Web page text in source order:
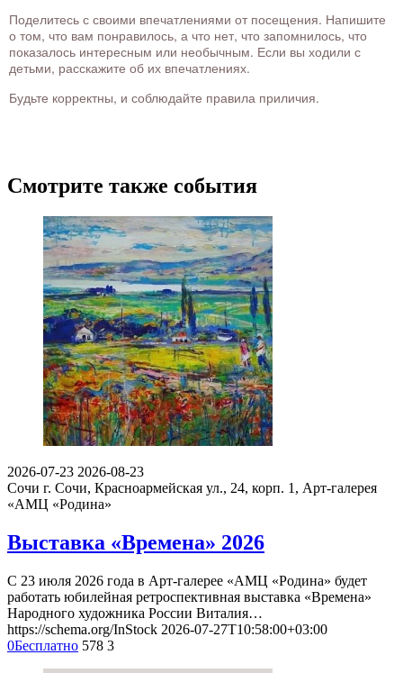
Поделитесь с своими впечатлениями от посещения. Напишите
о том, что вам понравилось, а что нет, что запомнилось, что
показалось интересным или необычным. Если вы ходили с
детьми, расскажите об их впечатлениях.
Будьте корректны, и соблюдайте правила приличия.
Смотрите также события
2026-07-23 2026-08-23
Сочи г. Сочи, Красноармейская ул., 24, корп. 1, Арт-галерея
«АМЦ «Родина»
Выставка «Времена» 2026
С 23 июля 2026 года в Арт-галерее «АМЦ «Родина» будет
работать юбилейная ретроспективная выставка «Времена»
Народного художника России Виталия…
https://schema.org/InStock 2026-07-27T10:58:00+03:00
0Бесплатно 578 3